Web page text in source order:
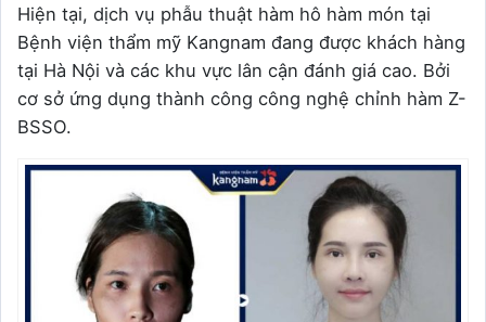
Hiện tại, dịch vụ phẫu thuật hàm hô hàm món tại
Bệnh viện thẩm mỹ Kangnam đang được khách hàng
tại Hà Nội và các khu vực lân cận đánh giá cao. Bởi
cơ sở ứng dụng thành công công nghệ chỉnh hàm Z-
BSSO.